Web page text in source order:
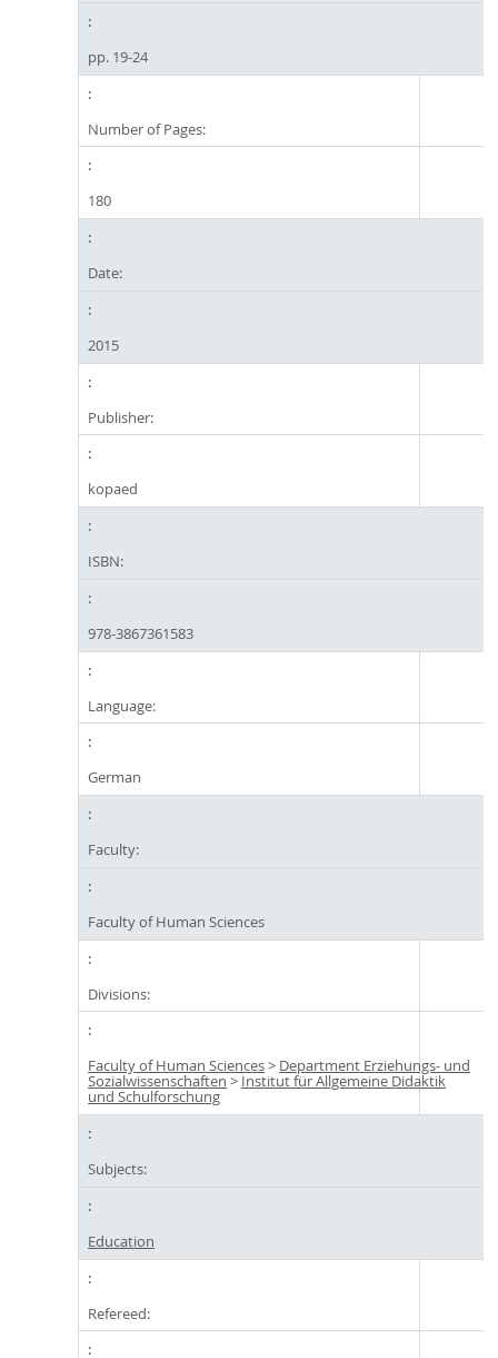
pp. 19-24
Number of Pages:
180
Date:
2015
Publisher:
kopaed
ISBN:
978-3867361583
Language:
German
Faculty:
Faculty of Human Sciences
Divisions:
Faculty of Human Sciences> Department Erziehungs- und
Sozialwissenschaften > Institut für Allgemeine Didaktik
und Schulforschung
Subjects:
Education
Refereed: